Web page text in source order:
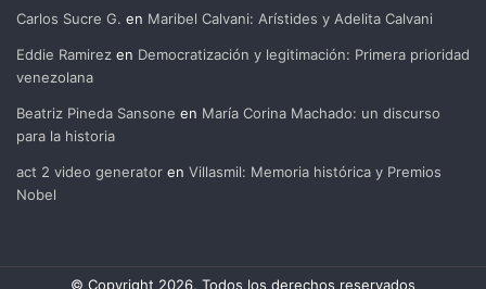
Carlos Sucre G. en Maribel Calvani: Arístides y Adelita Calvani
Eddie Ramirez en Democratización y legitimación: Primera prioridad
venezolana
Beatriz Pineda Sansone en María Corina Machado: un discurso
para la historia
act 2 video generator en Villasmil: Memoria histórica y Premios
Nobel
© Copyright 2026, Todos los derechos reservados